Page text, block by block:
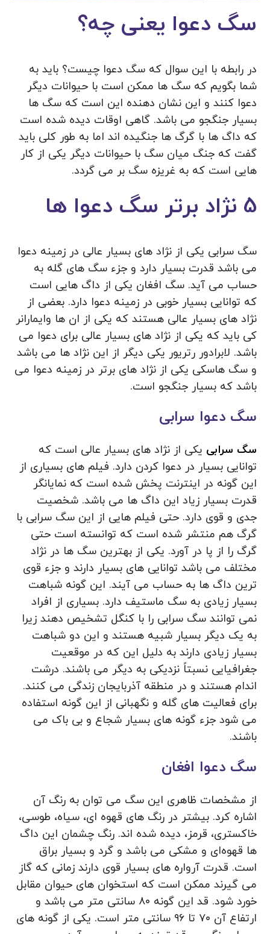
سگ دعوا یعنی چه؟
در رابطه با این سوال که سگ دعوا چیست؟ باید به
شما بگویم که سگ ها ممکن است با حیوانات دیگر
دعوا کنند و این نشان دهنده این است که سگ ها
بسیار جنگجو می باشد. گاهی اوقات دیده شده است
که داگ ها با گرگ ها جنگیده اند اما به طور کلی باید
گفت که جنگ میان سگ با حیوانات دیگر یکی از کار
هایی است که به غریزه سگ بر می گردد.
5 نژاد برتر سگ دعوا ها
سگ سرابی یکی از نژاد های بسیار عالی در زمینه دعوا
می باشد قدرت بسیار دارد و جزء سگ های گله به
حساب می‌ آید. سگ افغان یکی از داگ هایی است
که توانایی بسیار خوبی در زمینه دعوا دارد. بعضی از
نژاد های بسیار عالی هستند که یکی از ان ها وایمارانر
کی باید که یکی از نژاد های بسیار عالی برای دعوا می
باشد. لابرادور رتریور یکی دیگر از این نژاد ها می‌ باشد
و سگ‌ هاسکی یکی از نژاد های برتر در زمینه دعوا می
باشد که بسیار جنگجو است.
سگ دعوا سرابی
سگ سرابی یکی از نژاد های بسیار عالی است که
توانایی بسیار در دعوا کردن دارد. فیلم های بسیاری از
این گونه در اینترنت پخش شده است که نمایانگر
قدرت بسیار زیاد این داگ ها می باشد. شخصیت
جدی و قوی دارد. حتی فیلم‌ هایی از این سگ سرابی با
گرگ هم منتشر شده است که توانسته است حتی
گرگ را از پا در آورد. یکی از بهترین سگ ها در نژاد
مختلف می باشد توانایی های بسیار دارند و جزء قوی
ترین داگ ها به حساب می آیند. این گونه شباهت
بسیار زیادی به سگ ماستیف دارد. بسیاری از افراد
نمی توانند سگ سرابی را با کنگل تشخیص دهند زیرا
به یک دیگر بسیار شبیه هستند و این دو شباهت
بسیار زیادی دارند به دلیل این که در موقعیت
جغرافیایی نسبتاً نزدیکی به دیگر می باشند. درشت
اندام هستند و در منطقه آذربایجان زندگی می کنند.
برای فعالیت های گله و نگهبانی از این گونه استفاده
می‌ شود جزء گونه‌ های بسیار شجاع و بی باک می‌
باشند.
سگ دعوا افغان
از مشخصات ظاهری این سگ می‌ توان به رنگ آن
اشاره کرد. بیشتر در رنگ های قهوه ای، سیاه، طوسی،
خاکستری، قرمز، دیده شده اند. رنگ چشمان این داگ
ها قهوه‌ای و مشکی می باشد و گرد و بسیار براق
است. قدرت آرواره های بسیار قوی دارند زمانی که گاز
می گیرند ممکن است که استخوان های حیوان مقابل
خورد شود. قد این گونه ۸۰ سانتی متر می باشد و
ارتفاع آن ۷۰ تا ۹۶ سانتی متر است. یکی از گونه‌ های